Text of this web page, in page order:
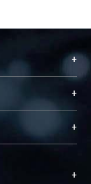
+
珍藏及向國際
，圖書館整合
不同功能平
。期能整合研
+
+
+